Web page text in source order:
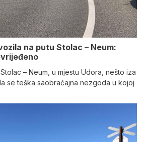
na putu Stolac – Neum:
– Neum, u mjestu Udora, nešto iza
se teška saobraćajna nezgoda u kojoj